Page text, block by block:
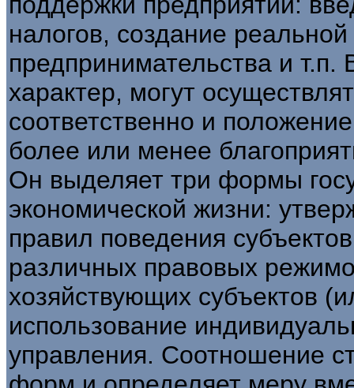
налогов, создание
предпринимательства и
характер, могут
соответственно и
более или менее
Он выделяет три формы
экономической жизни:
правил поведения
различных правовых
хозяйствующих субъектов
использование
управления. Соотношение